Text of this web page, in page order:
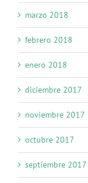
marzo 2018
febrero 2018
enero 2018
diciembre 2017
noviembre 2017
octubre 2017
septiembre 2017